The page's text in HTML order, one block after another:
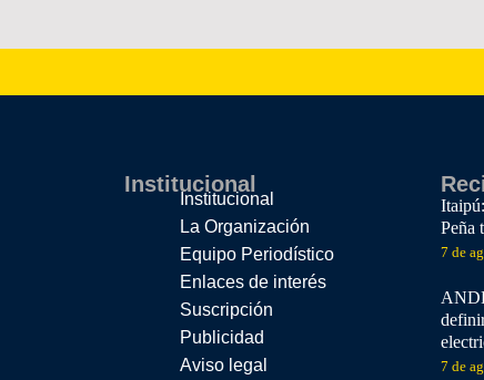
Institucional
Institucional
La Organización
Equipo Periodístico
Enlaces de interés
Suscripción
Publicidad
Aviso legal
Peña
7 de
7 de